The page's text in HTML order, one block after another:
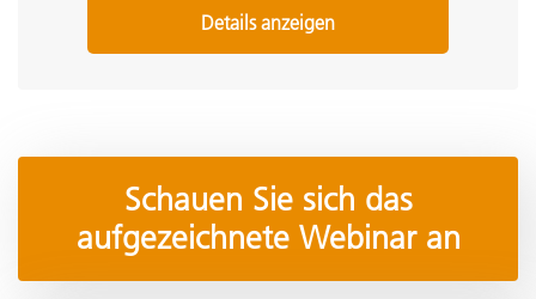
Details anzeigen
Schauen Sie sich das
aufgezeichnete Webinar an